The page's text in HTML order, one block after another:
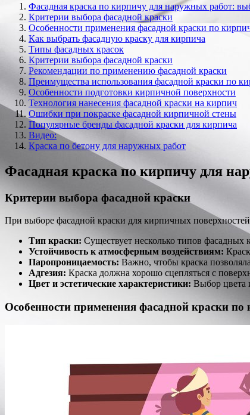
Фасадная краска по кирпичу для наружных работ:
Критерии выбора фасадной краски
Особенности применения фасадной краски по
Как выбрать фасадную краску для кирпича
Типы фасадных красок
Критерии выбора фасадной краски
Рекомендации по применению фасадной краски
Преимущества использования фасадной краски по
Особенности подготовки кирпичной поверхности
Технология нанесения фасадной краски на кирпич
Ошибки при покраске фасадной кирпичной стены
Популярные бренды фасадной краски для кирпича
Видео:
Краска по бетону для наружных работ
Фасадная краска по кирпичу для
Критерии выбора фасадной краски
При выборе фасадной краски для кирпичных
Тип краски: Существует несколько типов
Устойчивость к атмосферным воздействиям:
Паропроницаемость: Важно, чтобы краска
Адгезия: Краска должна хорошо сцепляться с
Цвет и эстетические характеристики: Выбор цвета
Особенности применения фасадной краски по